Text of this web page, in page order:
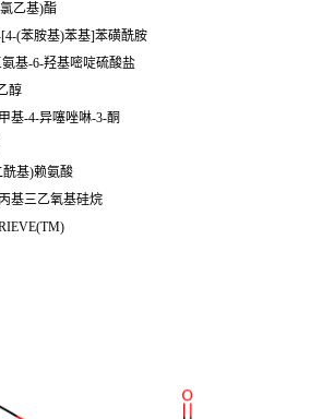
乙基)酯
[4-(苯胺基)苯基]苯磺酰胺
氨基-6-羟基嘧啶硫酸盐
醇
基-4-异噻唑啉-3-酮
酰基)赖氨酸
基三乙氧基硅烷